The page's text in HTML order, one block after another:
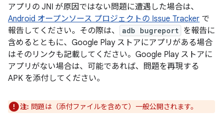
アプリの JNI が原因ではない問題に遭遇した場合は、
Android オープンソース プロジェクトの Issue Tracker で
報告してください。その際は、
adb bugreport を報告に
含めるとともに、Google Play ストアにアプリがある場合
はそのリンクも記載してください。Google Play ストアに
アプリがない場合は、可能であれば、問題を再現する
APK を添付してください。
注: 問題は（添付ファイルを含めて）一般公開されます。